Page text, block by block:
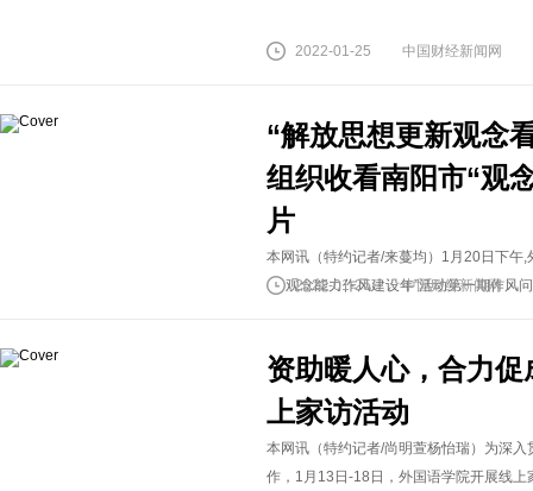
2022-01-25 中国财经新闻网
“解放思想更新观念
组织收看南阳市“观
片
本网讯（特约记者/来蔓均）1月20日下午
市“观念能力作风建设年”活动第一期作风
2022-01-25 中国财经新闻网
资助暖人心，合力
上家访活动
本网讯（特约记者/尚明萱杨怡瑞）为深
作，1月13日-18日，外国语学院开展线